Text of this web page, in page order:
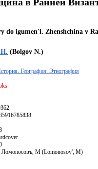
в Ранней
do igumen'i. Zhenshchina v
Н. (Bolgov N.)
География. Этнография
Ломоносовъ, М (Lomonosov', M)